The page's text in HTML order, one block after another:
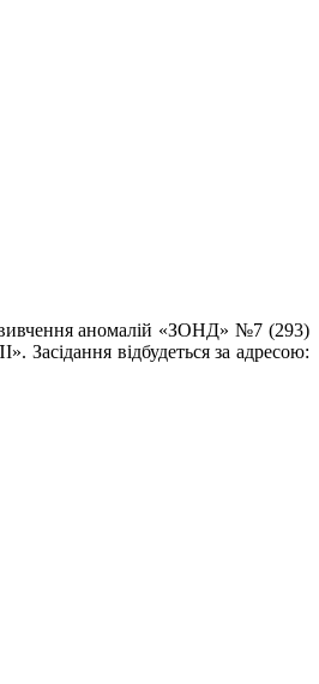
вивчення аномалій «ЗОНД» №7 (293)
Засідання відбудеться за адресою: